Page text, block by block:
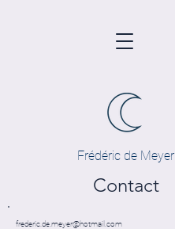
Frédéric de Meyer
Contact
frederic.de.meyer@hotmail.com